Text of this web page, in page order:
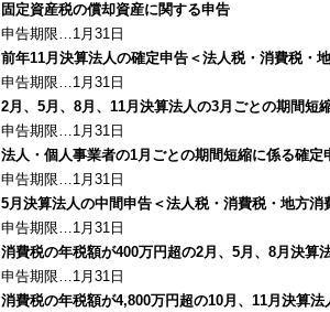
固定資産税の償却資産に関する申告
申告期限…1月31日
前年11月決算法人の確定申告＜法人税・消費税・
申告期限…1月31日
2月、5月、8月、11月決算法人の3月ごとの期間短
申告期限…1月31日
法人・個人事業者の1月ごとの期間短縮に係る確定
申告期限…1月31日
5月決算法人の中間申告＜法人税・消費税・地方
申告期限…1月31日
消費税の年税額が400万円超の2月、5月、8月決算
申告期限…1月31日
消費税の年税額が4,800万円超の10月、11月決算